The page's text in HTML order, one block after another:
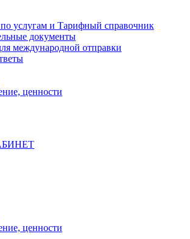
по услугам и Тарифный справочник
документы
международной отправки
ценности
ценности